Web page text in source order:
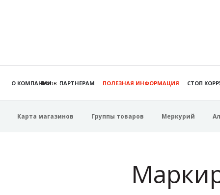
Чехов
О КОМПАНИИ ПАРТНЕРАМ ПОЛЕЗНАЯ ИНФОРМАЦИЯ СТОП
Карта магазинов Группы товаров Меркурий